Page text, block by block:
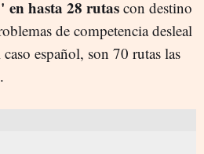
hasta 28 rutas con destino
de competencia desleal
español, son 70 rutas las